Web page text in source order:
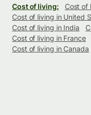
Cost of living:
Cost of
Cost of living in United
Cost of living in India
Cost of living in France
Cost of living in Canada